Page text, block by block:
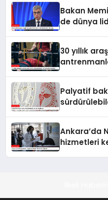
Bakan
de dünya
30 yıllık
Palyatif
Ankara’da
hizmetleri